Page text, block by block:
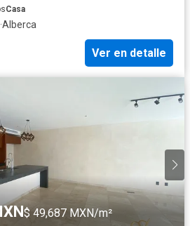
Casa
·Alberca
Ver en detalle
$ 49,687 MXN/m²